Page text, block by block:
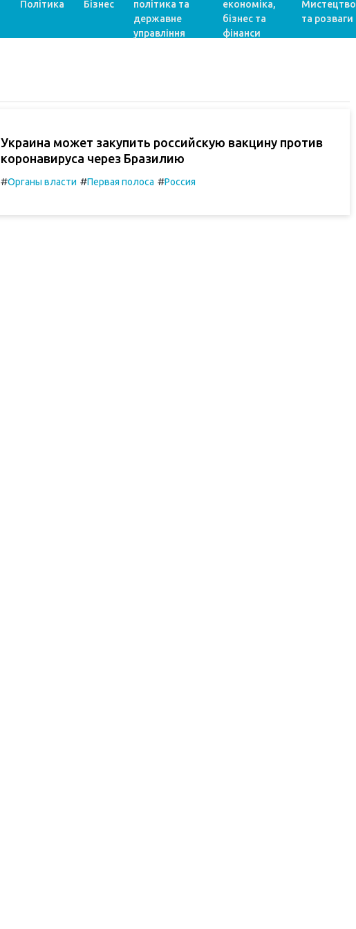
Політика Бізнес
політика та
державне
управління
економіка,
бізнес та
фінанси
Мистецтво
та розваги
Украина может закупить российскую вакцину против
коронавируса через Бразилию
#Органы власти #Первая полоса #Россия